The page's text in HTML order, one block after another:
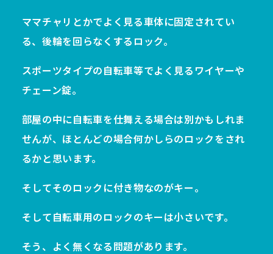
ママチャリとかでよく見る車体に固定されてい
る、後輪を回らなくするロック。
スポーツタイプの自転車等でよく見るワイヤーや
チェーン錠。
部屋の中に自転車を仕舞える場合は別かもしれま
せんが、ほとんどの場合何かしらのロックをされ
るかと思います。
そしてそのロックに付き物なのがキー。
そして自転車用のロックのキーは小さいです。
そう、よく無くなる問題があります。